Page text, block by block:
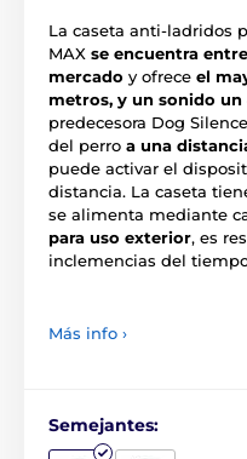
La caseta anti-ladridos
MAX se encuentra
mercado y ofrece el
metros, y un sonido
predecesora Dog
del perro a una
puede activar el
distancia. La caseta
se alimenta mediante
para uso exterior, es
inclemencias del
Más info ›
Semejantes: